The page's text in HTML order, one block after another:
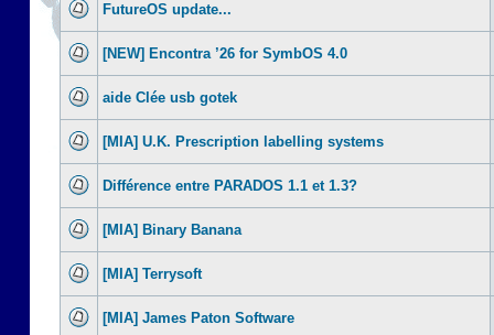
FutureOS update...
[NEW] Encontra ’26 for SymbOS 4.0
aide Clée usb gotek
[MIA] U.K. Prescription labelling systems
Différence entre PARADOS 1.1 et 1.3?
[MIA] Binary Banana
[MIA] Terrysoft
[MIA] James Paton Software